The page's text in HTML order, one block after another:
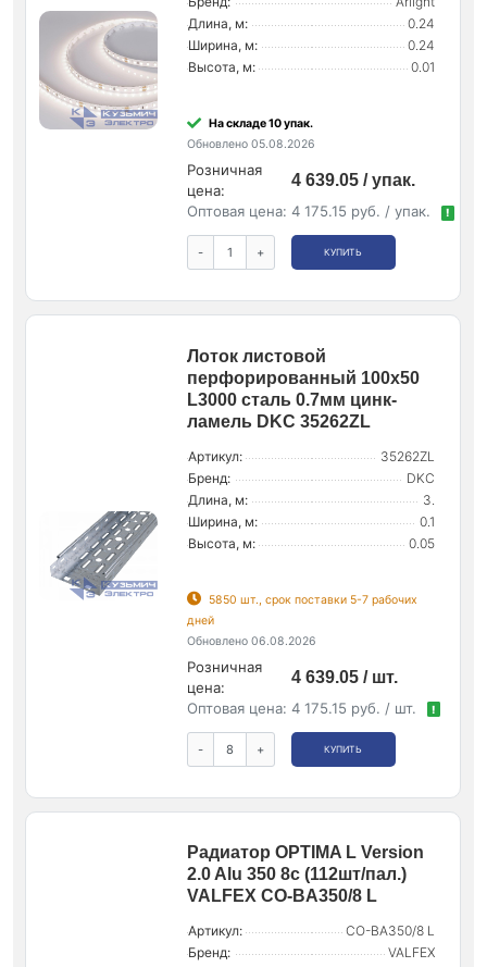
Длина, м:
0.24
Ширина, м:
0.24
Высота, м:
0.01
На складе 10 упак.
Обновлено 05.08.2026
Розничная
цена:
4 639.05 / упак.
Оптовая цена: 4 175.15 руб. / упак. !
- + КУПИТЬ
Лоток листовой
перфорированный 100х50
L3000 сталь 0.7мм цинк-
ламель DKC 35262ZL
Артикул:
35262ZL
Бренд:
DKC
Длина, м:
3.
Ширина, м:
0.1
Высота, м:
0.05
5850 шт., срок поставки 5-7 рабочих
дней
Обновлено 06.08.2026
Розничная
цена:
4 639.05 / шт.
Оптовая цена: 4 175.15 руб. / шт. !
- + КУПИТЬ
Радиатор OPTIMA L Version
2.0 Alu 350 8с (112шт/пал.)
VALFEX CO-BA350/8 L
Артикул:
CO-BA350/8 L
Бренд:
VALFEX